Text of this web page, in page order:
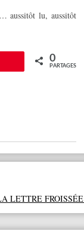
aussitôt lu, aussitôt
0
PARTAGES
LETTRE FROISSÉE